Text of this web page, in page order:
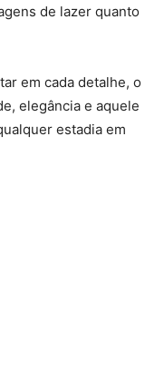
de lazer quanto
em cada detalhe, o
elegância e aquele
estadia em